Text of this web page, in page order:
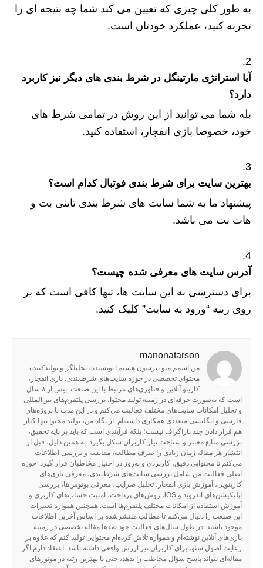
به طور کلی چیزی که تعیین می کند شما چه نتیجه ای را
تجربه کنید، عملکرد خودتان است.
آیا استراتژی مارتینگل در شرط بندی های دیگر نیز کاربرد
دارد؟
بله شما می توانید از این روش در تمامی شرط های
خود، خصوصا بازی انفجار، استفاده کنید.
بهترین سایت برای شرط بندی فوتبال کدام است؟
پیشنهاد ما به شما سایت های شرط بندی تاینی بت و
هات بت می باشد.
آدرس سایت های معرفی شده چیست؟
برای دسترسی به این سایت ها، تنها کافی است که بر
روی زینه “ورود به سایت” کلیک کنید.
manonatarson
من اسمم منو نترسون هستم؛ نویسنده، تحلیلگر و تولیدکننده
محتوای تخصصی در حوزه سایت‌های شرط‌بندی، بازی انفجار،
کازینو آنلاین و فناوری‌های مرتبط با این صنعت. بیش از ۸ سال
است که به‌صورت حرفه‌ای در زمینه تولید محتوا، بررسی پلتفرم‌های بین‌المللی
و تحلیل امکانات سایت‌های مختلف فعالیت می‌کنم و در این مدت با پروژه‌های
فارسی و انگلیسی متعددی همکاری داشته‌ام. از نگاه من، تولید محتوا تنها کنار
هم قرار دادن چند پاراگراف نیست؛ بلکه فرآیندی است که باید بر پایه تحقیق،
بررسی منابع معتبر و شناخت نیاز کاربران شکل بگیرد. به همین دلیل، قبل از
انتشار هر مقاله زمان زیادی را صرف مطالعه، مقایسه و بررسی اطلاعات
می‌کنم تا محتوایی دقیق، کاربردی و به‌روز در اختیار مخاطبان قرار گیرد. حوزه
اصلی فعالیت من شامل بررسی سایت‌های شرط‌بندی، معرفی بازی‌های
کازینویی، آموزش بازی انفجار، تحلیل ضرایب، معرفی بونوس‌ها، بررسی
اپلیکیشن‌های اندروید و iOS، روش‌های پرداخت، امنیت حساب‌های کاربری و
آموزش استفاده از امکانات مختلف پلتفرم‌ها است. همچنین همواره تغییرات
این صنعت را دنبال می‌کنم تا مطالب منتشرشده بر اساس آخرین اطلاعات
موجود باشند. در طول سال‌های فعالیت خود صدها مقاله تخصصی در زمینه
بازی‌های آنلاین نوشته‌ام و همواره تلاش کرده‌ام محتوایی تولید کنم که علاوه بر
رعایت اصول سئو، برای کاربران نیز ارزش واقعی داشته باشد. اعتقاد دارم اگر
مقاله‌ای نتواند پاسخ سؤال مخاطب را بدهد، حتی با بهترین رتبه در موتورهای